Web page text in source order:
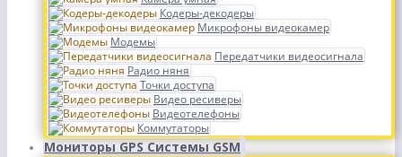
Кодеры-декодеры
Микрофоны видеокамер
Модемы
Передатчики видеосигнала
Радио няня
Точки доступа
Видео ресиверы
Видеотелефоны
Коммутаторы
Мониторы GPS Системы GSM